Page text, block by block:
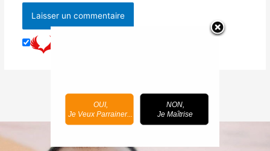
OUI,
Je Veux Parrainer...
NON,
Je Maîtrise